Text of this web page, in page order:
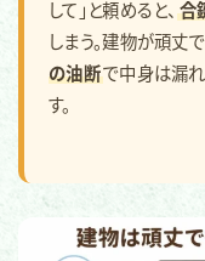
して」と頼めると、 合
しまう。建物が頑丈で
の油断で中身は漏
す。